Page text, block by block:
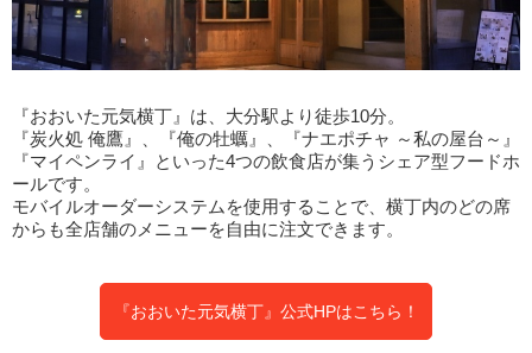
『おおいた元気横丁』は、大分駅より徒歩10分。
『炭火処 俺鷹』、『俺の牡蠣』、『ナエポチャ ～私の屋台～』
『マイペンライ』といった4つの飲食店が集うシェア型フードホ
ールです。
モバイルオーダーシステムを使用することで、横丁内のどの席
からも全店舗のメニューを自由に注文できます。
『おおいた元気横丁』公式HPはこちら！